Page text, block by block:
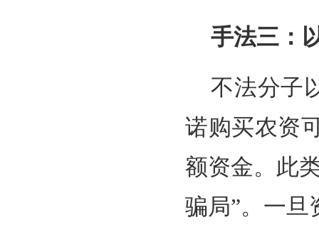
手法三：
不法分子
诺购买农资
额资金。此
骗局”。一